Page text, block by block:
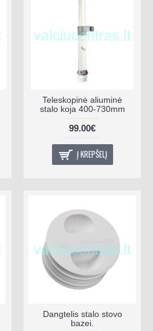
Teleskopinė aliuminė
stalo koja 400-730mm
99.00€
Į KREPŠELĮ
Dangtelis stalo stovo
bazei.